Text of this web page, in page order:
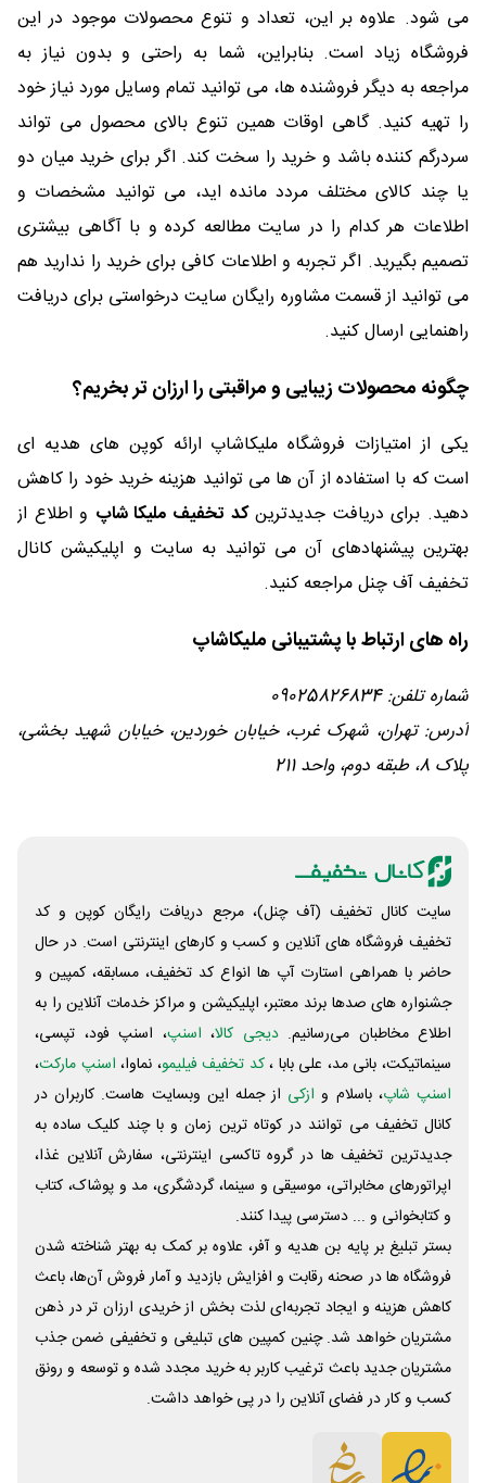
می شود. علاوه بر این، تعداد و تنوع محصولات موجود در این
فروشگاه زیاد است. بنابراین، شما به راحتی و بدون نیاز به
مراجعه به دیگر فروشنده ها، می توانید تمام وسایل مورد نیاز خود
را تهیه کنید. گاهی اوقات همین تنوع بالای محصول می تواند
سردرگم کننده باشد و خرید را سخت کند. اگر برای خرید میان دو
یا چند کالای مختلف مردد مانده اید، می توانید مشخصات و
اطلاعات هر کدام را در سایت مطالعه کرده و با آگاهی بیشتری
تصمیم بگیرید. اگر تجربه و اطلاعات کافی برای خرید را ندارید هم
می توانید از قسمت مشاوره رایگان سایت درخواستی برای دریافت
راهنمایی ارسال کنید.
چگونه محصولات زیبایی و مراقبتی را ارزان تر بخریم؟
یکی از امتیازات فروشگاه ملیکاشاپ ارائه کوپن های هدیه ای
است که با استفاده از آن ها می توانید هزینه خرید خود را کاهش
دهید. برای دریافت جدیدترینکد تخفیف ملیکا شاپ و اطلاع از
بهترین پیشنهادهای آن می توانید به سایت و اپلیکیشن کانال
تخفیف آف چنل مراجعه کنید.
راه های ارتباط با پشتیبانی ملیکاشاپ
شماره تلفن: 09025826834
آدرس: تهران، شهرک غرب، خیابان خوردین، خیابان شهید بخشی،
پلاک 8، طبقه دوم، واحد 211
سایت کانال تخفیف (آف چنل)، مرجع دریافت رایگان کوپن و کد
تخفیف فروشگاه های آنلاین و کسب و‌ کارهای اینترنتی است. در حال
حاضر با همراهی استارت آپ ها انواع کد تخفیف، مسابقه، کمپین و
جشنواره های صدها برند معتبر، اپلیکیشن و مراکز خدمات آنلاین را به
اطلاع مخاطبان می‌رسانیم. دیجی کالا، اسنپ، اسنپ فود، تپسی،
سینماتیکت، بانی مد، علی‌ بابا ،کد تخفیف فیلیمو، نماوا، اسنپ مارکت،
اسنپ شاپ، باسلام و ازکی از جمله این وبسایت ‌هاست. کاربران در
کانال تخفیف می توانند در کوتاه ترین زمان و با چند کلیک ساده به
جدیدترین تخفیف ها در گروه تاکسی اینترنتی، سفارش آنلاین غذا،
اپراتورهای مخابراتی، موسیقی و سینما، گردشگری، مد و پوشاک، کتاب
و کتابخوانی و ... دسترسی پیدا کنند.
بستر تبلیغ بر پایه بن هدیه و آفر، علاوه بر کمک به بهتر شناخته شدن
فروشگاه ها در صحنه رقابت و افزایش بازدید و آمار فروش آن‌ها، باعث
کاهش هزینه و ایجاد تجربه‌ای لذت بخش از خریدی ارزان تر در ذهن
مشتریان خواهد شد. چنین کمپین های تبلیغی و تخفیفی ضمن جذب
مشتریان جدید باعث ترغیب کاربر به خرید مجدد شده و توسعه و رونق
کسب و کار در فضای آنلاین را در پی خواهد داشت.